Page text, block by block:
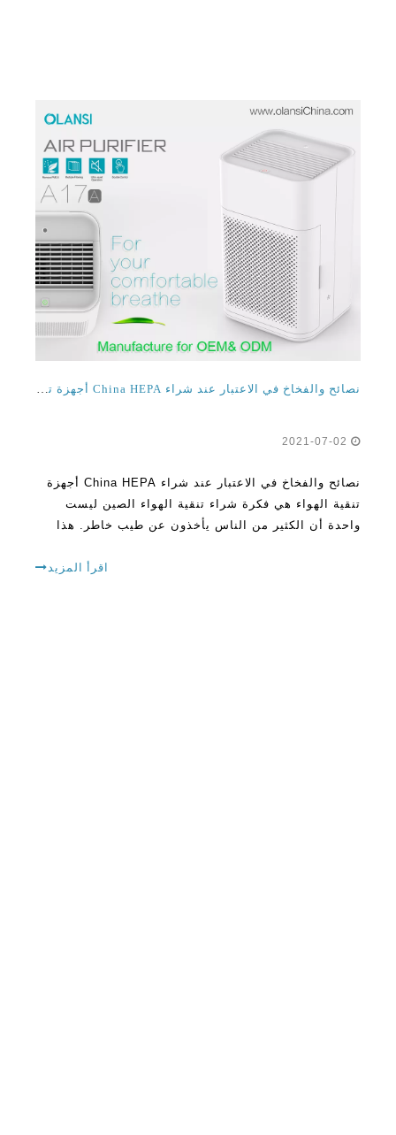
نصائح والفخاخ في الاعتبار عند شراء China HEPA أجهزة
تنقية الهواء هي فكرة شراء تنقية الهواء الصين ليست
واحدة أن الكثير من الناس يأخذون عن طيب خاطر. هذا
على مر السنين. حتى مع العديد من المفاهيم الخاطئة
اقرأ المزيد